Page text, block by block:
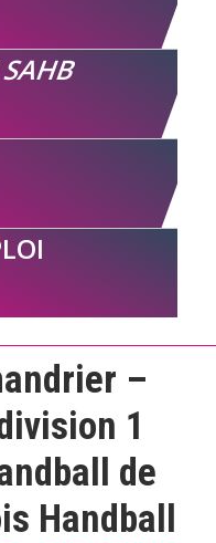
–
1
de
Handball